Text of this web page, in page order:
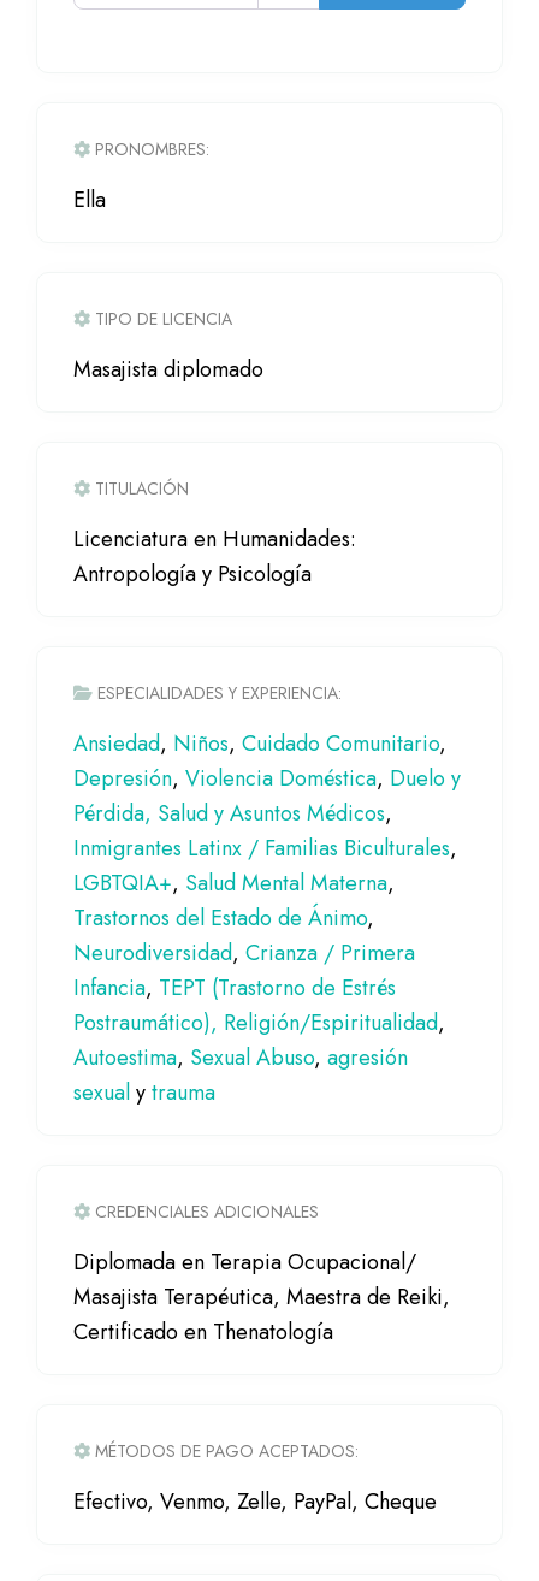
PRONOMBRES:
Ella
TIPO DE LICENCIA
Masajista diplomado
TITULACIÓN
Licenciatura en Humanidades:
Antropología y Psicología
ESPECIALIDADES Y EXPERIENCIA:
Ansiedad, Niños, Cuidado Comunitario,
Depresión, Violencia Doméstica, Duelo y
Pérdida, Saludy Asuntos Médicos,
Inmigrantes Latinx / Familias Biculturales,
LGBTQIA+, Salud Mental Materna,
Trastornos del Estado de Ánimo,
Neurodiversidad, Crianza / Primera
Infancia, TEPT (Trastorno de Estrés
Postraumático), Religión/Espiritualidad,
Autoestima, Sexual Abuso, agresión
sexualytrauma
CREDENCIALES ADICIONALES
Diplomada en Terapia Ocupacional/
Masajista Terapéutica, Maestra de Reiki,
Certificado en Thenatología
MÉTODOS DE PAGO ACEPTADOS:
Efectivo, Venmo, Zelle, PayPal, Cheque